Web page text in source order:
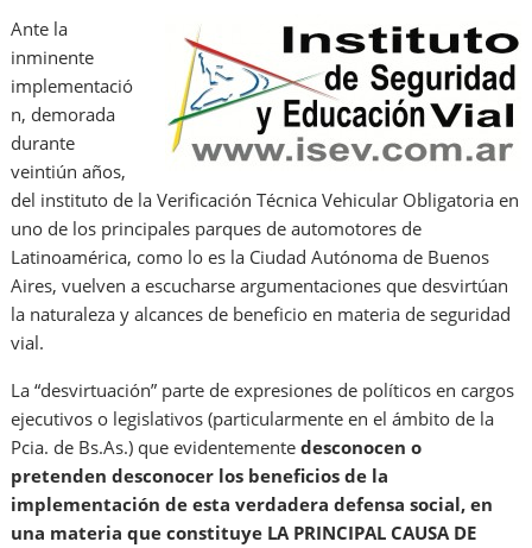
Ante la
inminente
implementació
n, demorada
durante
veintiún años,
del instituto de la Verificación Técnica Vehicular Obligatoria en
uno de los principales parques de automotores de
Latinoamérica, como lo es la Ciudad Autónoma de Buenos
Aires, vuelven a escucharse argumentaciones que desvirtúan
la naturaleza y alcances de beneficio en materia de seguridad
vial.
La “desvirtuación” parte de expresiones de políticos en cargos
ejecutivos o legislativos (particularmente en el ámbito de la
Pcia. de Bs.As.) que evidentementedesconocen o
pretenden desconocer los beneficios de la
implementación de esta verdadera defensa social, en
una materia que constituye LA PRINCIPAL CAUSA DE